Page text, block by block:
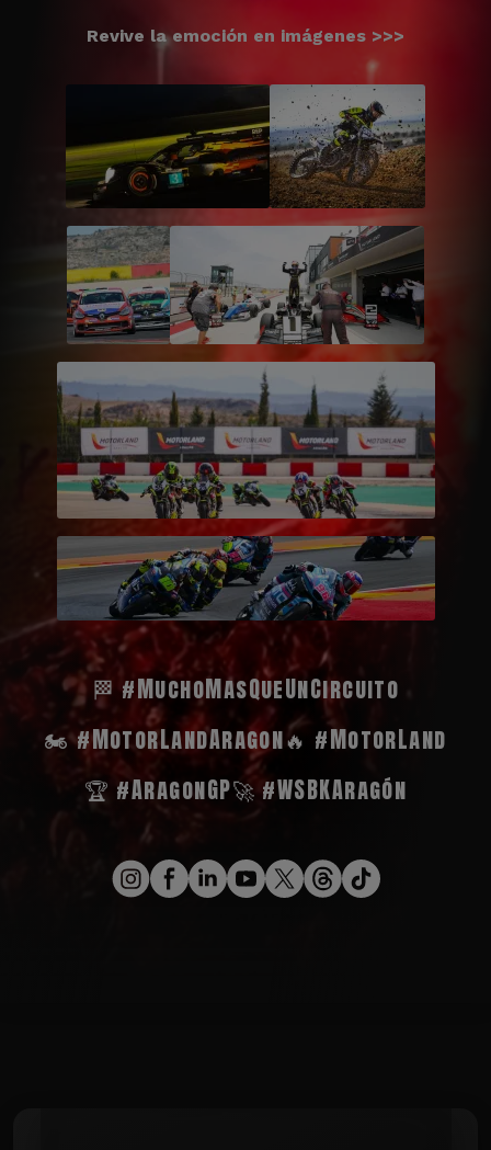
Revive la emoción en imágenes >>>
🏁 #MuchoMasQueUnCircuito
🏍️ #MotorLandAragon🔥 #MotorLand
🏆 #AragonGP🚀 #WSBKAragón